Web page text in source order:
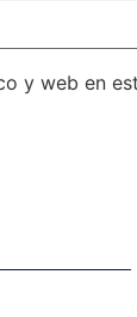
y web en